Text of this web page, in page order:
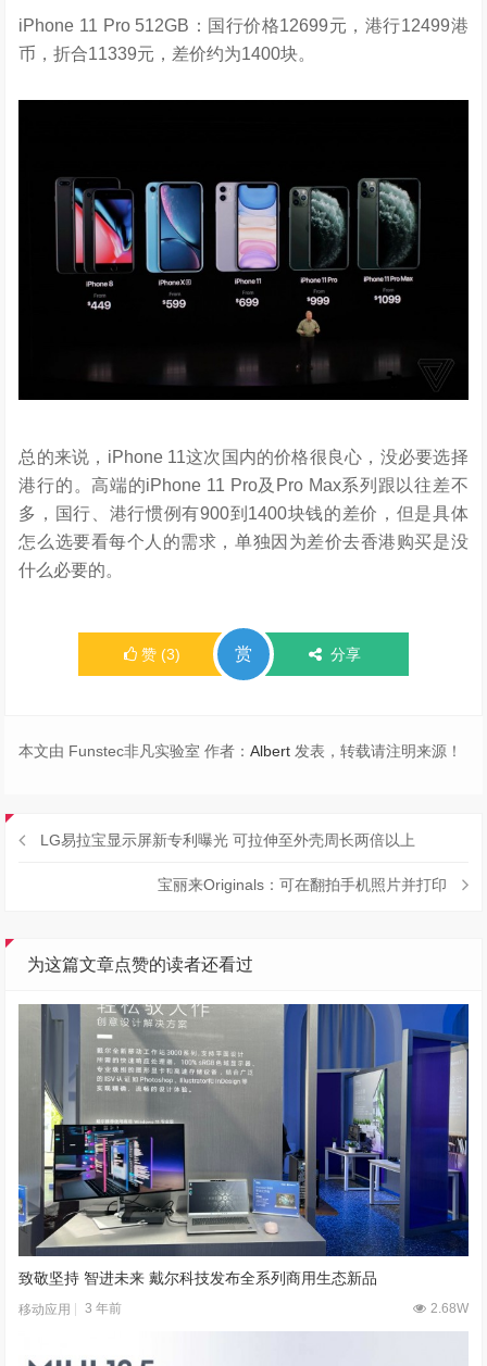
iPhone 11 Pro 512GB：国行价格12699元，港行12499港
币，折合11339元，差价约为1400块。
总的来说，iPhone 11这次国内的价格很良心，没必要选择
港行的。高端的iPhone 11 Pro及Pro Max系列跟以往差不
多，国行、港行惯例有900到1400块钱的差价，但是具体
怎么选要看每个人的需求，单独因为差价去香港购买是没
什么必要的。
赞 (3) 赏 分享
本文由 Funstec非凡实验室 作者：Albert 发表，转载请注明来源！
LG易拉宝显示屏新专利曝光 可拉伸至外壳周长两倍以上
宝丽来Originals：可在翻拍手机照片并打印
为这篇文章点赞的读者还看过
致敬坚持 智进未来 戴尔科技发布全系列商用生态新品
移动应用 3 年前 2.68W